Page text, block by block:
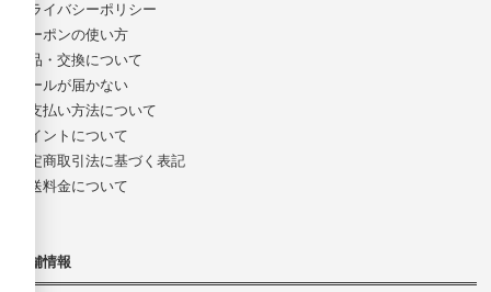
プライバシーポリシー
クーポンの使い方
返品・交換について
メールが届かない
お支払い方法について
ポイントについて
特定商取引法に基づく表記
配送料金について
店舗情報